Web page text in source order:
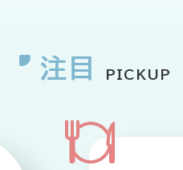
注目 PICKUP